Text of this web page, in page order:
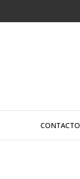
CONTACTO